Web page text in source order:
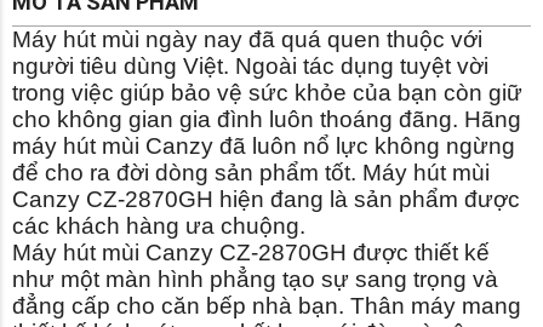
Máy hút mùi ngày nay đã quá quen thuộc với
người tiêu dùng Việt. Ngoài tác dụng tuyệt vời
trong việc giúp bảo vệ sức khỏe của bạn còn giữ
cho không gian gia đình luôn thoáng đãng. Hãng
máy hút mùi Canzy đã luôn nổ lực không ngừng
để cho ra đời dòng sản phẩm tốt. Máy hút mùi
Canzy CZ-2870GH hiện đang là sản phẩm được
các khách hàng ưa chuộng.
Máy hút mùi Canzy CZ-2870GH được thiết kế
như một màn hình phẳng tạo sự sang trọng và
đẳng cấp cho căn bếp nhà bạn. Thân máy mang